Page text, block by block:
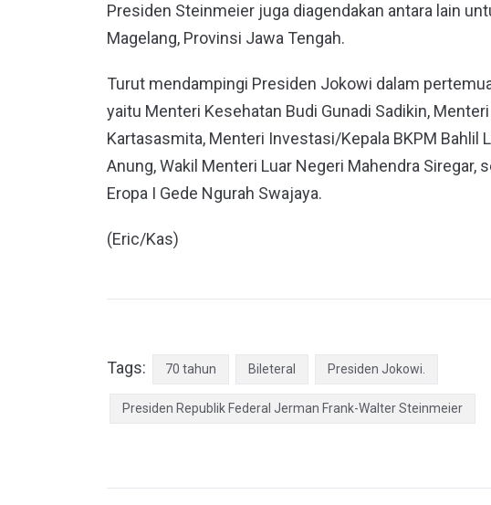
Presiden Steinmeier juga diagendakan antara lain
Magelang, Provinsi Jawa Tengah.
Turut mendampingi Presiden Jokowi dalam
yaitu Menteri Kesehatan Budi Gunadi Sadikin,
Kartasasmita, Menteri Investasi/Kepala BKPM Bahlil
Anung, Wakil Menteri Luar Negeri Mahendra Siregar,
Eropa I Gede Ngurah Swajaya.
(Eric/Kas)
Tags: 70 tahun Bileteral Presiden Jokowi.
Presiden Republik Federal Jerman Frank-Walter Steinmeier